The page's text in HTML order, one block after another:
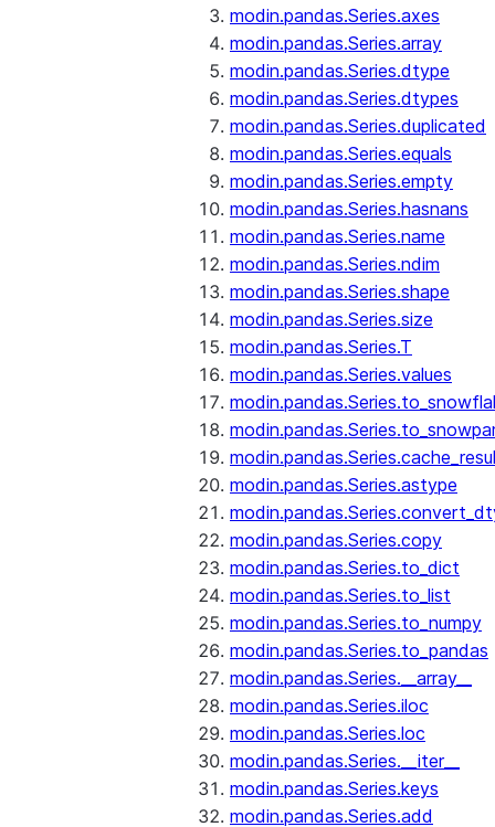
modin.pandas.Series.axes
modin.pandas.Series.array
modin.pandas.Series.dtype
modin.pandas.Series.dtypes
modin.pandas.Series.duplicated
modin.pandas.Series.equals
modin.pandas.Series.empty
modin.pandas.Series.hasnans
modin.pandas.Series.name
modin.pandas.Series.ndim
modin.pandas.Series.shape
modin.pandas.Series.size
modin.pandas.Series.T
modin.pandas.Series.values
modin.pandas.Series.astype
modin.pandas.Series.copy
modin.pandas.Series.to_dict
modin.pandas.Series.to_list
modin.pandas.Series.to_numpy
modin.pandas.Series.to_pandas
modin.pandas.Series.__array__
modin.pandas.Series.iloc
modin.pandas.Series.loc
modin.pandas.Series.__iter__
modin.pandas.Series.keys
modin.pandas.Series.add